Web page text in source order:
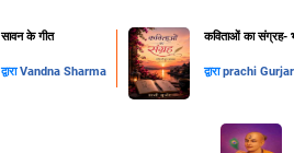
सावन के गीत
द्वाराVandna Sharma
कविताओं का संग्रह-
द्वाराprachi Gurjar